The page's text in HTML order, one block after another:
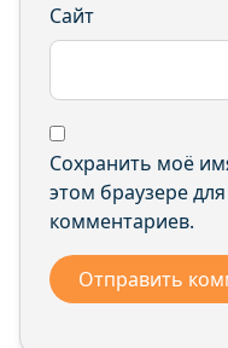
36
7 9
Сайт
Сохранить моё
этом браузере
комментариев.